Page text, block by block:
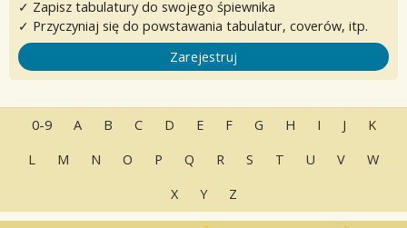
✓ Zapisz tabulatury do swojego śpiewnika
✓ Przyczyniaj się do powstawania tabulatur, coverów, itp.
Zarejestruj
0-9 A B C D E F G H I J
K
L
M N O P Q R S T U V
W
X
Y Z